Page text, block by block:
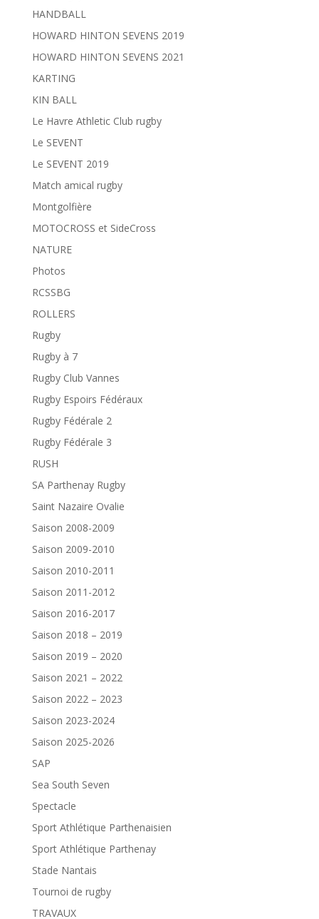
HANDBALL
HOWARD HINTON SEVENS 2019
HOWARD HINTON SEVENS 2021
KARTING
KIN BALL
Le Havre Athletic Club rugby
Le SEVENT
Le SEVENT 2019
Match amical rugby
Montgolfière
MOTOCROSS et SideCross
NATURE
Photos
RCSSBG
ROLLERS
Rugby
Rugby à 7
Rugby Club Vannes
Rugby Espoirs Fédéraux
Rugby Fédérale 2
Rugby Fédérale 3
RUSH
SA Parthenay Rugby
Saint Nazaire Ovalie
Saison 2008-2009
Saison 2009-2010
Saison 2010-2011
Saison 2011-2012
Saison 2016-2017
Saison 2018 – 2019
Saison 2019 – 2020
Saison 2021 – 2022
Saison 2022 – 2023
Saison 2023-2024
Saison 2025-2026
SAP
Sea South Seven
Spectacle
Sport Athlétique Parthenaisien
Sport Athlétique Parthenay
Stade Nantais
Tournoi de rugby
TRAVAUX